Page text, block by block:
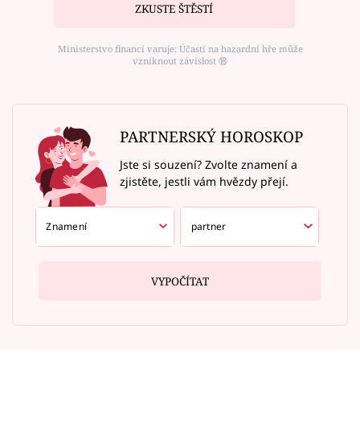
ZKUSTE ŠTĚSTÍ
Ministerstvo financí varuje: Účastí na hazardní hře může
vzniknout závislost ⑱
PARTNERSKÝ HOROSKOP
Jste si souzení? Zvolte znamení a
zjistěte, jestli vám hvězdy přejí.
VYPOČÍTAT